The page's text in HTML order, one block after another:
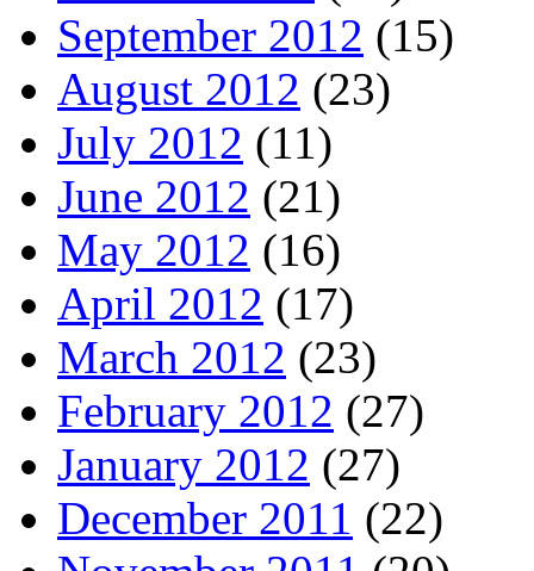
September 2012 (15)
August 2012 (23)
July 2012 (11)
June 2012 (21)
May 2012 (16)
April 2012 (17)
March 2012 (23)
February 2012 (27)
January 2012 (27)
December 2011 (22)